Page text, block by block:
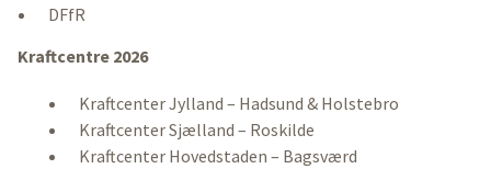
DFfR
Kraftcentre 2026
Kraftcenter Jylland – Hadsund & Holstebro
Kraftcenter Sjælland – Roskilde
Kraftcenter Hovedstaden – Bagsværd